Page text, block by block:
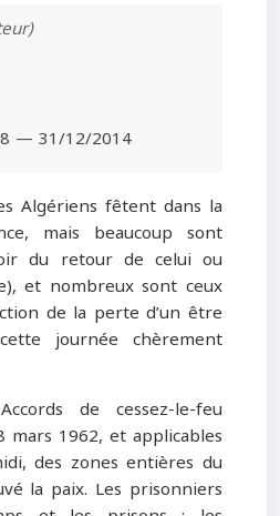
— 31/12/2014
Algériens fêtent dans la
mais beaucoup sont
du retour de celui ou
et nombreux sont ceux
de la perte d’un être
journée chèrement
de cessez-le-feu
mars 1962, et applicables
des zones entières du
la paix. Les prisonniers